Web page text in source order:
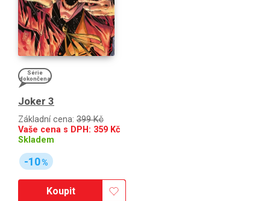
Série
dokončena
Joker 3
Základní cena: 399 Kč
Vaše cena s DPH: 359 Kč
Skladem
-10%
Koupit